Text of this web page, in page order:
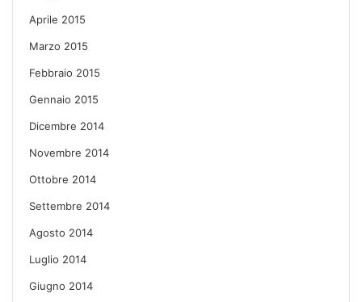
Aprile 2015
Marzo 2015
Febbraio 2015
Gennaio 2015
Dicembre 2014
Novembre 2014
Ottobre 2014
Settembre 2014
Agosto 2014
Luglio 2014
Giugno 2014